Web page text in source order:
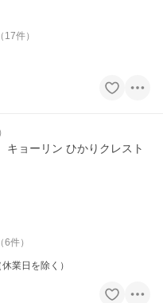
17件）
キョーリン ひかりクレスト
6件）
業日を除く）